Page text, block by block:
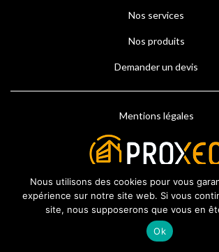
Nos services
Nos produits
Demander un devis
Mentions légales
Nous utilisons des cookies pour vous
expérience sur notre site web. Si vous
site, nous supposerons que vous en
Ok